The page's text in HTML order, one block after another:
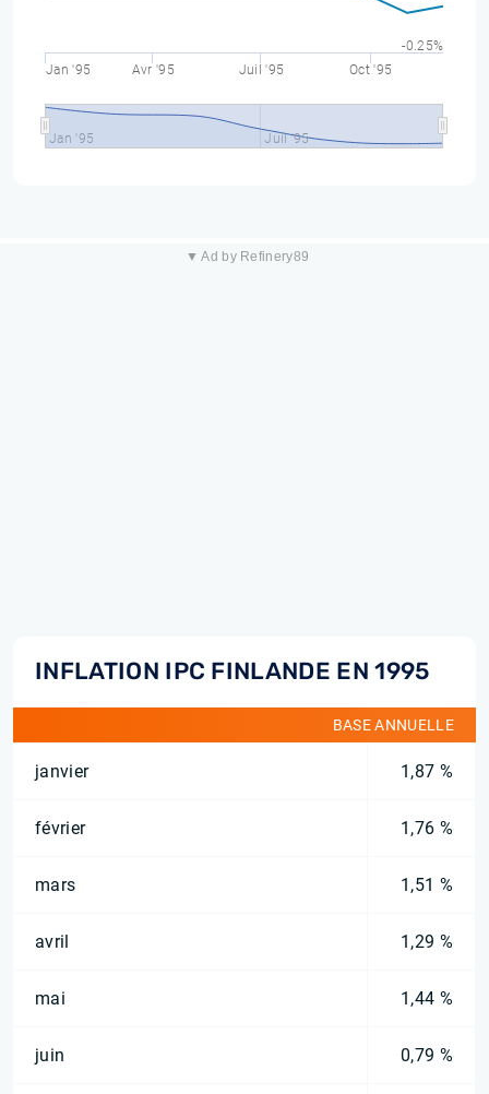
Jan '95 Avr '95 Juil '95 Oct '95
Jan '95 Juil '95
-0.25%
▼ Ad by Refinery89
INFLATION IPC FINLANDE EN 1995
BASE ANNUELLE
janvier 1,87 %
février 1,76 %
mars 1,51 %
avril 1,29 %
mai 1,44 %
juin 0,79 %